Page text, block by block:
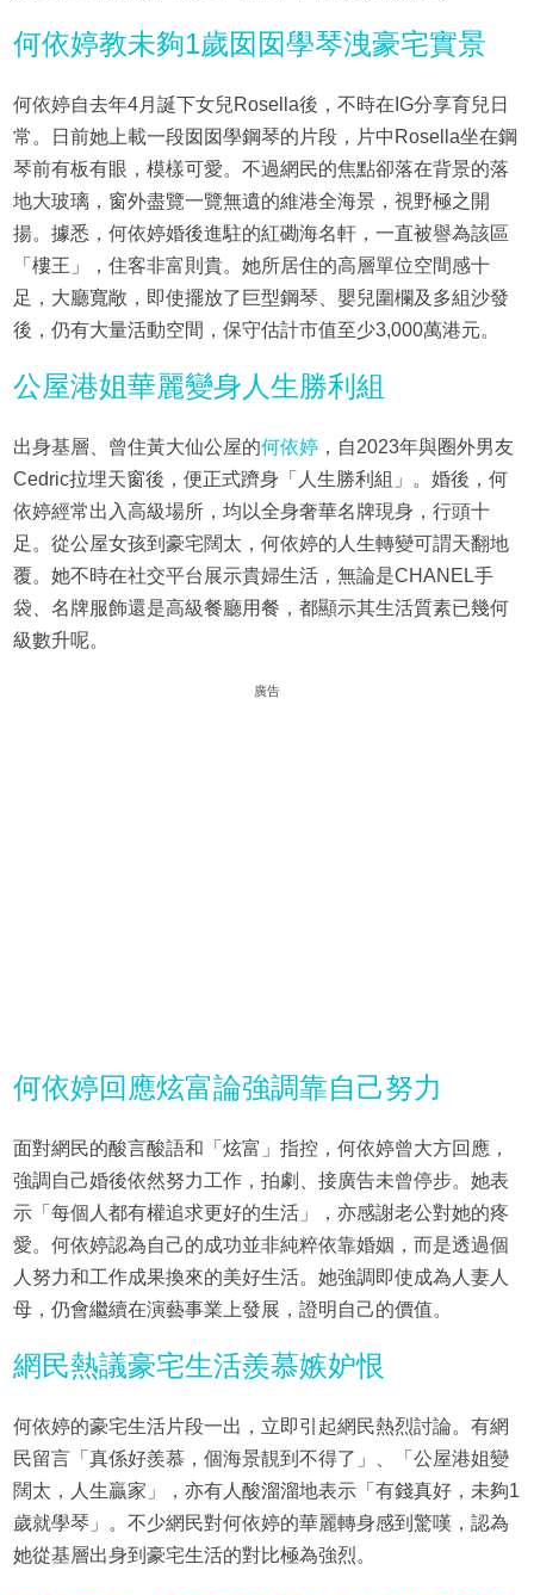
何依婷教未夠1歲囡囡學琴洩豪宅實景
何依婷自去年4月誕下女兒Rosella後，不時在IG分享育兒日
常。日前她上載一段囡囡學鋼琴的片段，片中Rosella坐在鋼
琴前有板有眼，模樣可愛。不過網民的焦點卻落在背景的落
地大玻璃，窗外盡覽一覽無遺的維港全海景，視野極之開
揚。據悉，何依婷婚後進駐的紅磡海名軒，一直被譽為該區
「樓王」，住客非富則貴。她所居住的高層單位空間感十
足，大廳寬敞，即使擺放了巨型鋼琴、嬰兒圍欄及多組沙發
後，仍有大量活動空間，保守估計市值至少3,000萬港元。
公屋港姐華麗變身人生勝利組
出身基層、曾住黃大仙公屋的何依婷，自2023年與圈外男友
Cedric拉埋天窗後，便正式躋身「人生勝利組」。婚後，何
依婷經常出入高級場所，均以全身奢華名牌現身，行頭十
足。從公屋女孩到豪宅闊太，何依婷的人生轉變可謂天翻地
覆。她不時在社交平台展示貴婦生活，無論是CHANEL手
袋、名牌服飾還是高級餐廳用餐，都顯示其生活質素已幾何
級數升呢。
廣告
何依婷回應炫富論強調靠自己努力
面對網民的酸言酸語和「炫富」指控，何依婷曾大方回應，
強調自己婚後依然努力工作，拍劇、接廣告未曾停步。她表
示「每個人都有權追求更好的生活」，亦感謝老公對她的疼
愛。何依婷認為自己的成功並非純粹依靠婚姻，而是透過個
人努力和工作成果換來的美好生活。她強調即使成為人妻人
母，仍會繼續在演藝事業上發展，證明自己的價值。
網民熱議豪宅生活羨慕嫉妒恨
何依婷的豪宅生活片段一出，立即引起網民熱烈討論。有網
民留言「真係好羨慕，個海景靚到不得了」、「公屋港姐變
闊太，人生贏家」，亦有人酸溜溜地表示「有錢真好，未夠1
歲就學琴」。不少網民對何依婷的華麗轉身感到驚嘆，認為
她從基層出身到豪宅生活的對比極為強烈。